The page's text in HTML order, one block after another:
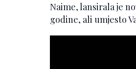
Naime, lansirala je
godine, ali umjesto